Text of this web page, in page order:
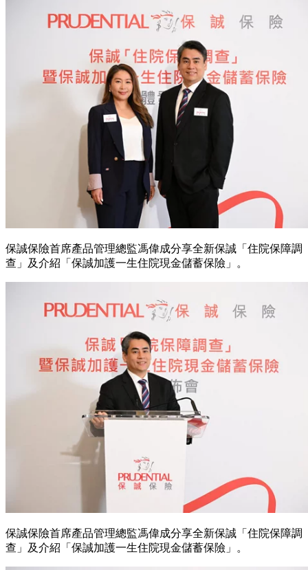
保誠保險首席產品管理總監馮偉成分享全新保誠「住院保障調
查」及介紹「保誠加護一生住院現金儲蓄保險」。
保誠保險首席產品管理總監馮偉成分享全新保誠「住院保障調
查」及介紹「保誠加護一生住院現金儲蓄保險」。